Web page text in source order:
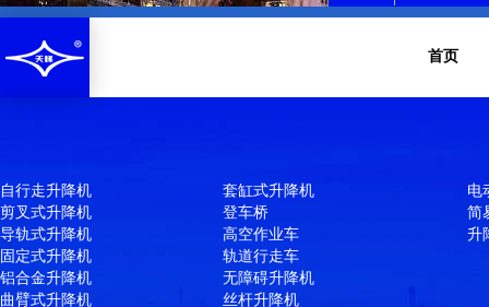
首页
自行走升降机
剪叉式升降机
导轨式升降机
固定式升降机
铝合金升降机
曲臂式升降机
套缸式升降机
登车桥
高空作业车
轨道行走车
无障碍升降机
丝杆升降机
电
简
升